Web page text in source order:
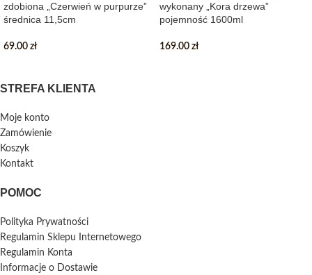
zdobiona „Czerwień w purpurze”
średnica 11,5cm
69.00 zł
wykonany „Kora drzewa”
pojemność 1600ml
169.00 zł
STREFA KLIENTA
Moje konto
Zamówienie
Koszyk
Kontakt
POMOC
Polityka Prywatności
Regulamin Sklepu Internetowego
Regulamin Konta
Informacje o Dostawie